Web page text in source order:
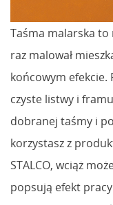
Taśma malarska to
raz malował
końcowym efekcie.
czyste listwy i
dobranej taśmy i
korzystasz z
STALCO, wciąż
popsują efekt